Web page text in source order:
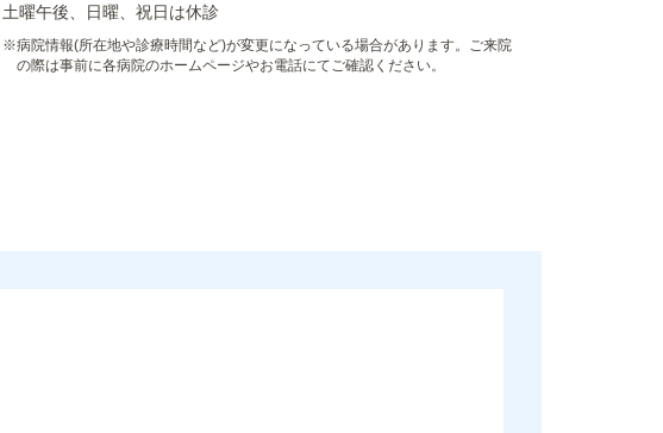
土曜午後、日曜、祝日は休診
※病院情報(所在地や診療時間など)が変更になっている場合があります。ご来院
の際は事前に各病院のホームページやお電話にてご確認ください。